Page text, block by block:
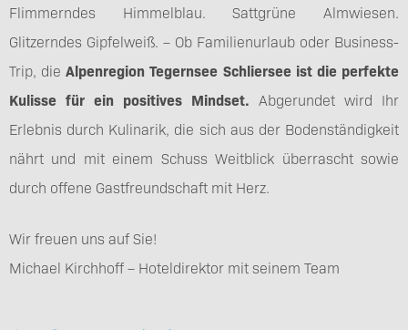
Flimmerndes Himmelblau. Sattgrüne Almwiesen.
Glitzerndes Gipfelweiß. – Ob Familienurlaub oder Business-
Trip, dieAlpenregion Tegernsee Schliersee ist die perfekte
Kulisse für ein positives Mindset. Abgerundet wird Ihr
Erlebnis durch Kulinarik, die sich aus der Bodenständigkeit
nährt und mit einem Schuss Weitblick überrascht sowie
durch offene Gastfreundschaft mit Herz.
Wir freuen uns auf Sie!
Michael Kirchhoff – Hoteldirektor mit seinem Team